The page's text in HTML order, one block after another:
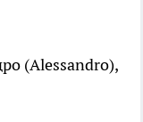
(Alessandro),